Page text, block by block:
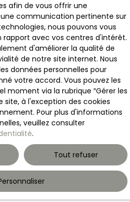
afin de vous offrir une
communication pertinente sur
nous pouvons vous
avec vos centres d'intérêt.
d'améliorer la qualité de
de notre site internet. Nous
données personnelles pour
votre accord. Vous pouvez les
moment via la rubrique ″Gérer les
site, à l'exception des cookies
Pour plus d'informations
veuillez consulter
.
Tout refuser